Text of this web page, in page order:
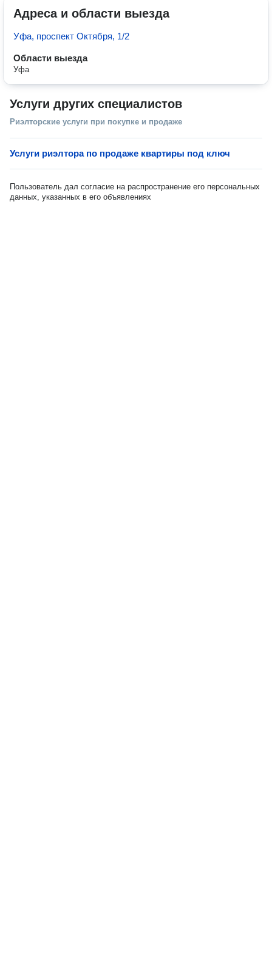
Адреса и области выезда
Уфа, проспект Октября, 1/2
Области выезда
Уфа
Услуги других специалистов
Риэлторские услуги при покупке и продаже
Услуги риэлтора по продаже квартиры под ключ
Пользователь дал согласие на распространение его персональных
данных, указанных в его объявлениях